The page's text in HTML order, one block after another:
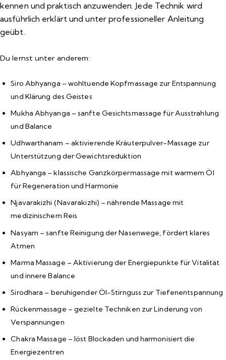
kennen und praktisch anzuwenden. Jede Technik wird
ausführlich erklärt und unter professioneller Anleitung
geübt.
Du lernst unter anderem:
Siro Abhyanga –wohltuende Kopfmassage zur Entspannung
und Klärung des Geistes
Mukha Abhyanga –sanfte Gesichtsmassage für Ausstrahlung
und Balance
Udhwarthanam –aktivierende Kräuterpulver-Massage zur
Unterstützung der Gewichtsreduktion
Abhyanga –klassische Ganzkörpermassage mit warmem Öl
für Regeneration und Harmonie
Njavarakizhi (Navarakizhi) –nährende Massage mit
medizinischem Reis
Nasyam –sanfte Reinigung der Nasenwege, fördert klares
Atmen
Marma Massage –Aktivierung der Energiepunkte für Vitalität
und innere Balance
Sirodhara – beruhigender Öl-Stirnguss zur Tiefenentspannung
Rückenmassage –gezielte Techniken zur Linderung von
Verspannungen
Chakra Massage –löst Blockaden und harmonisiert die
Energiezentren